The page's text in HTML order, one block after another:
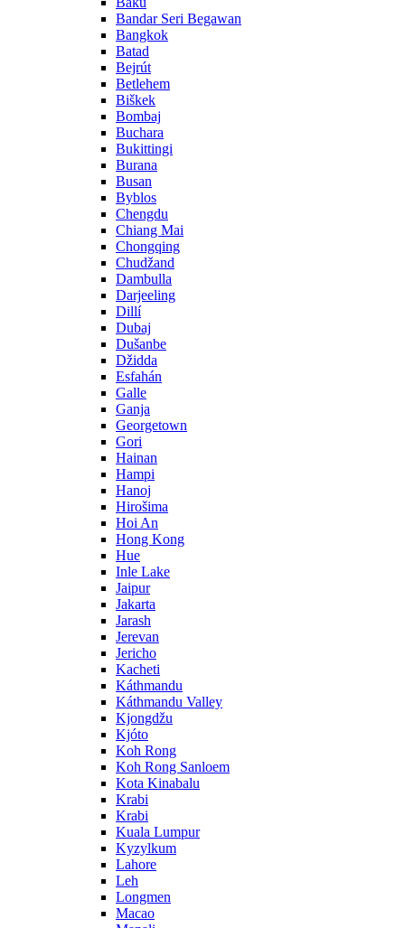
Bandar Seri Begawan
Bangkok
Batad
Bejrút
Betlehem
Biškek
Bombaj
Buchara
Bukittingi
Burana
Busan
Byblos
Chengdu
Chiang Mai
Chongqing
Chudžand
Dambulla
Darjeeling
Dillí
Dubaj
Dušanbe
Džidda
Esfahán
Galle
Ganja
Georgetown
Gori
Hainan
Hampi
Hanoj
Hirošima
Hoi An
Hong Kong
Hue
Inle Lake
Jaipur
Jakarta
Jarash
Jerevan
Jericho
Kacheti
Káthmandu
Káthmandu Valley
Kjongdžu
Kjóto
Koh Rong
Koh Rong Sanloem
Kota Kinabalu
Krabi
Krabi
Kuala Lumpur
Kyzylkum
Lahore
Leh
Longmen
Macao